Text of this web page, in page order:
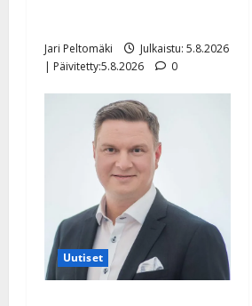
Jari Peltomäki
Julkaistu: 5.8.2026
| Päivitetty:5.8.2026
0
Uutiset